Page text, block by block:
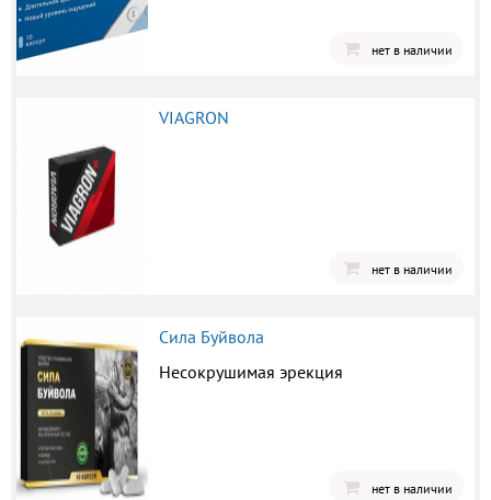
нет в наличии
VIAGRON
нет в наличии
Сила Буйвола
Несокрушимая эрекция
нет в наличии